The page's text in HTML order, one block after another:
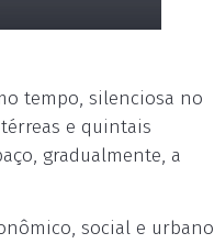
tempo, silenciosa no
e quintais
gradualmente, a
social e urbano